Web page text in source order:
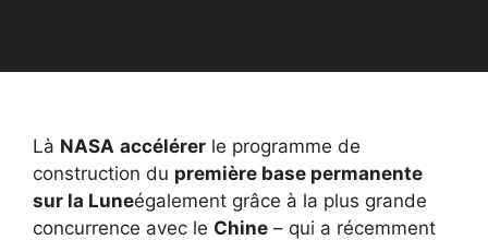
Là NASA accélérer le programme de
construction du première base permanente
sur la Luneégalement grâce à la plus grande
concurrence avec le Chine – qui a récemment